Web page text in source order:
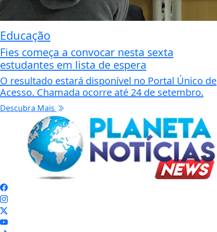
Educação
Fies começa a convocar nesta sexta
estudantes em lista de espera
O resultado estará disponível no Portal Único de
Acesso. Chamada ocorre até 24 de setembro.
Descubra Mais